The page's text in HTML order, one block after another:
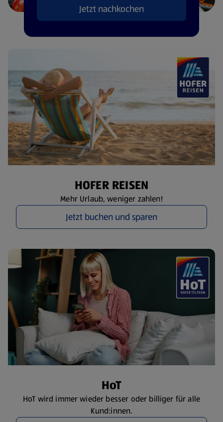
Jetzt nachkochen
HOFER REISEN
Mehr Urlaub, weniger zahlen!
Jetzt buchen und sparen
HoT
HoT wird immer wieder besser oder billiger für alle
Kund:innen.